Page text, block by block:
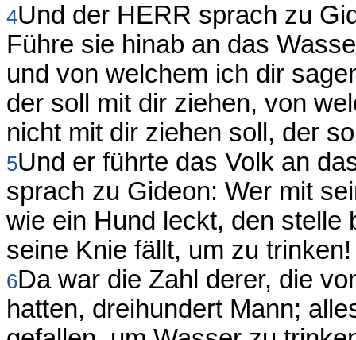
4Und der HERR sprach zu
Führe sie hinab an das
und von welchem ich dir
der soll mit dir ziehen, von
nicht mit dir ziehen soll, der
5Und er führte das Volk an
sprach zu Gideon: Wer mit
wie ein Hund leckt, den stelle
seine Knie fällt, um zu trinken!
6Da war die Zahl derer, die
hatten, dreihundert Mann;